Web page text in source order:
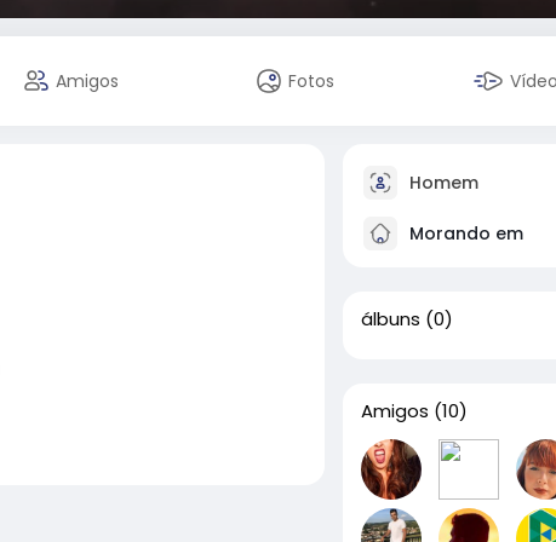
Amigos Fotos
Homem
Morando em
álbuns (0)
Amigos (10)